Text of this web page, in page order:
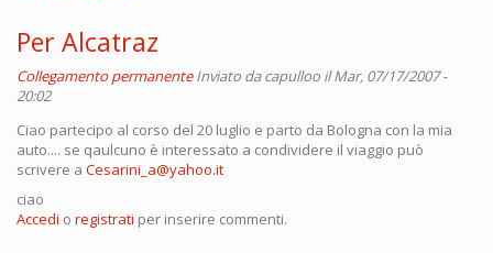
Per Alcatraz
Collegamento permanente Inviato dacapulloo il Mar, 07/17/2007 -
20:02
Ciao partecipo al corso del 20 luglio e parto da Bologna con la mia
auto.... se qaulcuno è interessato a condividere il viaggio può
scrivere a Cesarini_a@yahoo.it
ciao
Accedi o registrati per inserire commenti.